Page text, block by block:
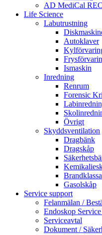
AD MediCal
Life Science
Labutrustning
Autoklaver
Ismaskin
Inredning
Renrum
Forensic
Övrigt
Skyddsventilation
Dragbänk
Dragskåp
Gasolskåp
Service support
Felanmälan /
Endoskop
Serviceavtal
Dokument /